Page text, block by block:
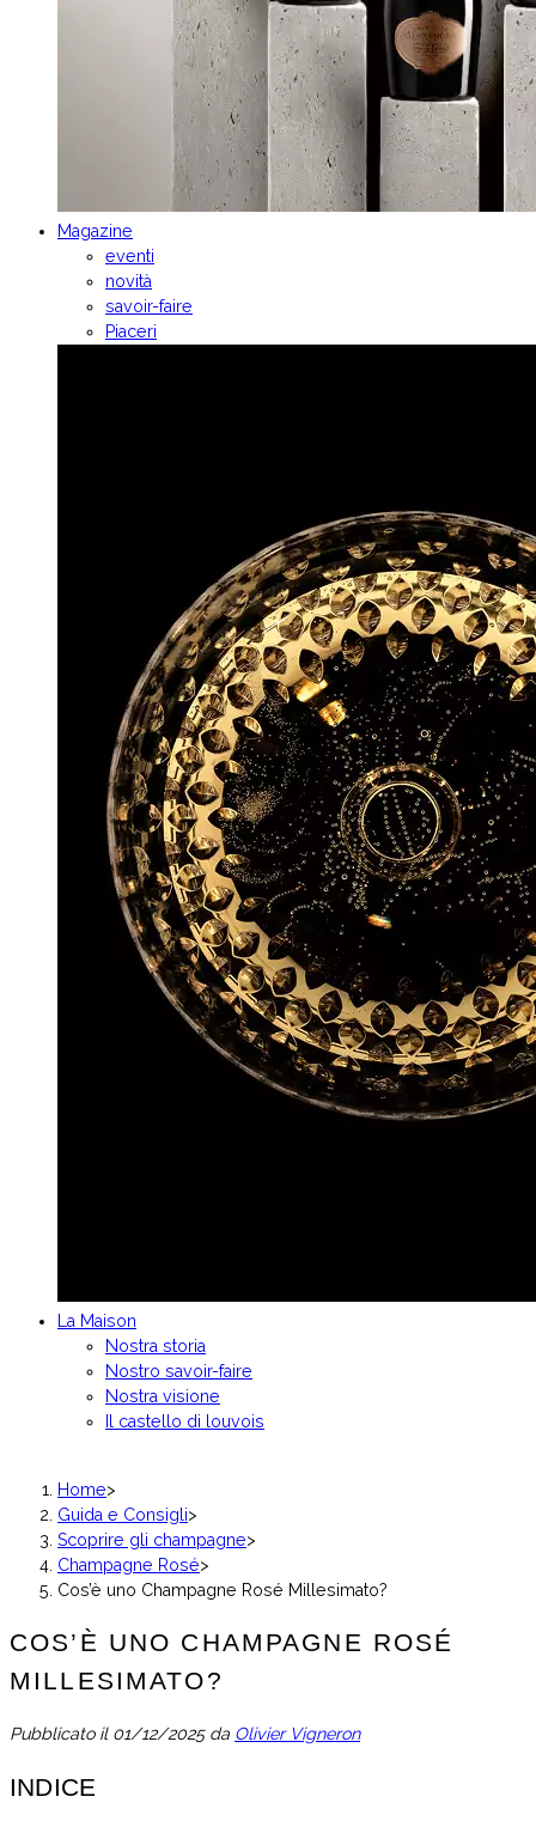
Magazine
eventi
novità
savoir-faire
Piaceri
La Maison
Nostra storia
Nostro savoir-faire
Nostra visione
Il castello di louvois
Home>
Guida e Consigli>
Scoprire gli champagne>
Champagne Rosé>
Cos’è uno Champagne Rosé Millesimato?
COS’È UNO CHAMPAGNE ROSÉ
MILLESIMATO?
Pubblicato il 01/12/2025 da Olivier Vigneron
INDICE